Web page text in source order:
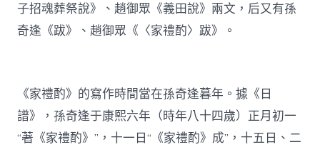
子招魂葬祭說》、趙御眾《義田說》兩文，后又有孫
奇逢《跋》、趙御眾《〈家禮酌〉跋》。
《家禮酌》的寫作時間當在孫奇逢暮年。據《日
譜》，孫奇逢于康熙六年（時年八十四歲）正月初一
“著《家禮酌》”，十一日“《家禮酌》成”，十五日、二